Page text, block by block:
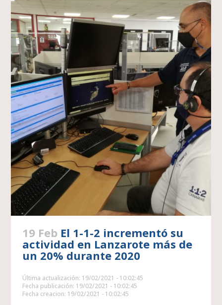
19 Feb El 1-1-2 incrementó su
actividad en Lanzarote más de
un 20% durante 2020
Última actualización: 19/02/2021 - 10:02:45
Fecha publicación: 19/02/2021 - 10:02:45
Fecha creacion: 19/02/2021 - 10:02:45